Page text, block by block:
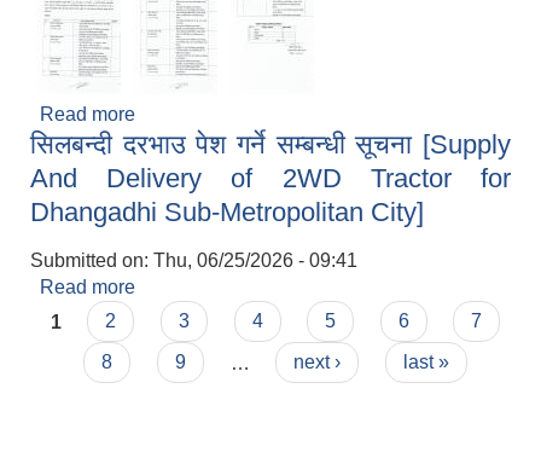
Read more
सिलबन्दी दरभाउ पेश गर्ने सम्बन्धी सूचना [Supply
And Delivery of 2WD Tractor for
Dhangadhi Sub-Metropolitan City]
Submitted on: Thu, 06/25/2026 - 09:41
Read more
And Delivery of 2WD Tractor for Dhangadhi
Sub-Metropolitan City]
Pages
1 2 3 4 5 6
7
8
9 next › last »